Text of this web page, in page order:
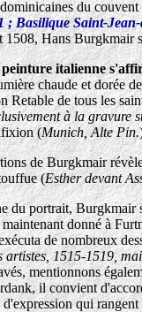
du
; Basilique Saint-
1508, Hans Burgkmair
italienne
chaude et dorée
Retable de tous les
à la gravure
(Munich, Alte Pin.
de Burgkmair
(Esther devant
du portrait, Burgkmair
maintenant donné à
de nombreux
artistes, 1515-1519,
mentionnons
il convient
qui